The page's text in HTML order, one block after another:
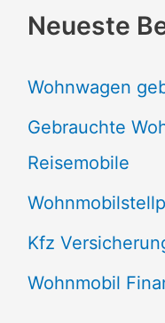
Neueste
Wohnwagen
Gebrauchte
Reisemobile
Kfz
Wohnmobil